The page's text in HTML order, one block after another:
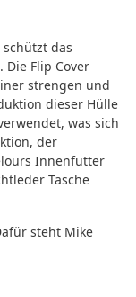
schützt das
Die Flip Cover
strengen und
dieser Hülle
was sich
der
Innenfutter
Tasche
steht Mike